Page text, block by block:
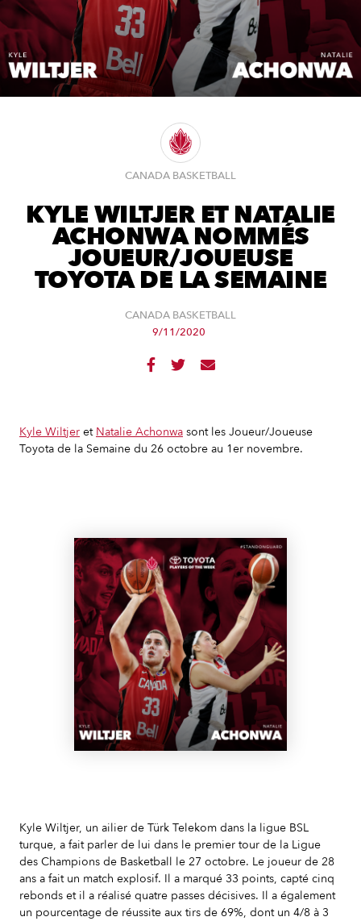
CANADA BASKETBALL
KYLE WILTJER ET NATALIE
ACHONWA NOMMÉS
JOUEUR/JOUEUSE
TOYOTA DE LA SEMAINE
CANADA BASKETBALL
9/11/2020
  
Kyle Wiltjer et Natalie Achonwa sont les Joueur/Joueuse
Toyota de la Semaine du 26 octobre au 1er novembre.
Kyle Wiltjer, un ailier de Türk Telekom dans la ligue BSL
turque, a fait parler de lui dans le premier tour de la Ligue
des Champions de Basketball le 27 octobre. Le joueur de 28
ans a fait un match explosif. Il a marqué 33 points, capté cinq
rebonds et il a réalisé quatre passes décisives. Il a également
un pourcentage de réussite aux tirs de 69%, dont un 4/8 à 3